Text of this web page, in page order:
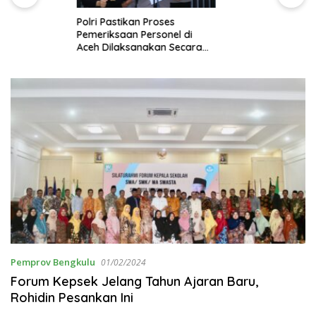
Polri Pastikan Proses
Pemeriksaan Personel di
Aceh Dilaksanakan Secara
Pemprov Bengkulu 01/02/2024
Forum Kepsek Jelang Tahun Ajaran Baru,
Rohidin Pesankan Ini